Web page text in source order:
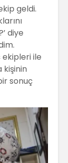
geldi.
diye
ekipleri ile
kişinin
sonuç